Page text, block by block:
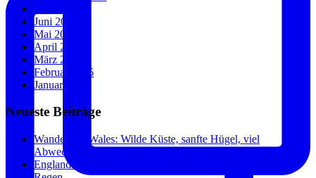
Juni 2015
Mai 2015
April 2015
März 2015
Februar 2015
Januar 2015
Neueste Beiträge
Wandern in Wales: Wilde Küste, sanfte Hügel, viel
Abwechslung.
England und Wales: Städte, Küste und überraschend wenig